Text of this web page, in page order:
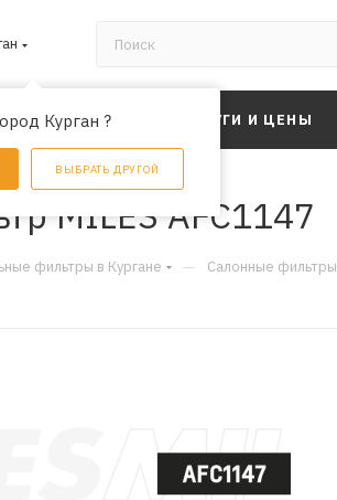
Курган ?
ВЫБРАТЬ ДРУГОЙ
АКЦИИ УСЛУГИ И ЦЕНЫ
MILES AFC1147
фильтры в Кургане — Салонные фильтры